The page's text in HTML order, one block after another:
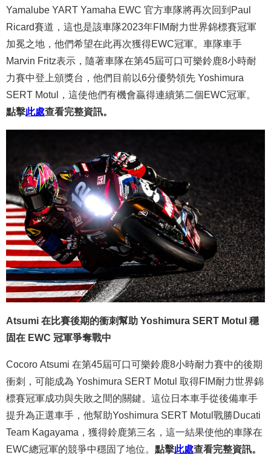
Yamalube YART Yamaha EWC 官方車隊將再次回到Paul
Ricard賽道，這也是該車隊2023年FIM耐力世界錦標賽冠軍
加冕之地，他們希望在此再次獲得EWC冠軍。車隊車手
Marvin Fritz表示，隨著車隊在第45屆可口可樂鈴鹿8小時耐
力賽中登上頒獎台，他們目前以6分優勢領先 Yoshimura
SERT Motul，這使他們有機會贏得連續第二個EWC冠軍。
點擊此處查看完整資訊。
Atsumi 在比賽後期的衝刺幫助 Yoshimura SERT Motul 穩
固在 EWC 冠軍爭奪戰中
Cocoro Atsumi 在第45屆可口可樂鈴鹿8小時耐力賽中的後期
衝刺，可能成為 Yoshimura SERT Motul 取得FIM耐力世界錦
標賽冠軍成功與失敗之間的關鍵。這位日本車手從後備車手
提升為正選車手，他幫助Yoshimura SERT Motul戰勝Ducati
Team Kagayama，獲得鈴鹿第三名，這一結果使他的車隊在
EWC總冠軍的競爭中穩固了地位。 點擊此處查看完整資訊。